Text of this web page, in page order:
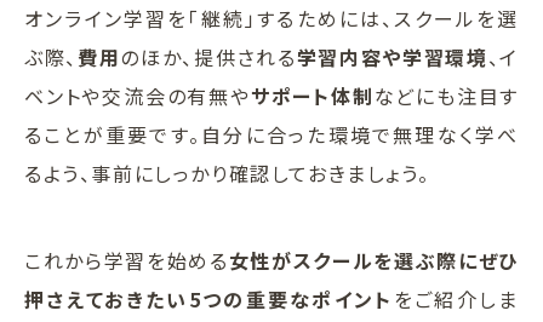
オンライン学習を「継続」するためには、スクールを選
ぶ際、 費用のほか、提供される学習内容や学習環境、イ
ベントや交流会の有無やサポート体制などにも注目す
ることが重要です。自分に合った環境で無理なく学べ
るよう、事前にしっかり確認しておきましょう。
これから学習を始める女性がスクールを選ぶ際にぜひ
押さえておきたい5つの重要なポイント をご紹介しま